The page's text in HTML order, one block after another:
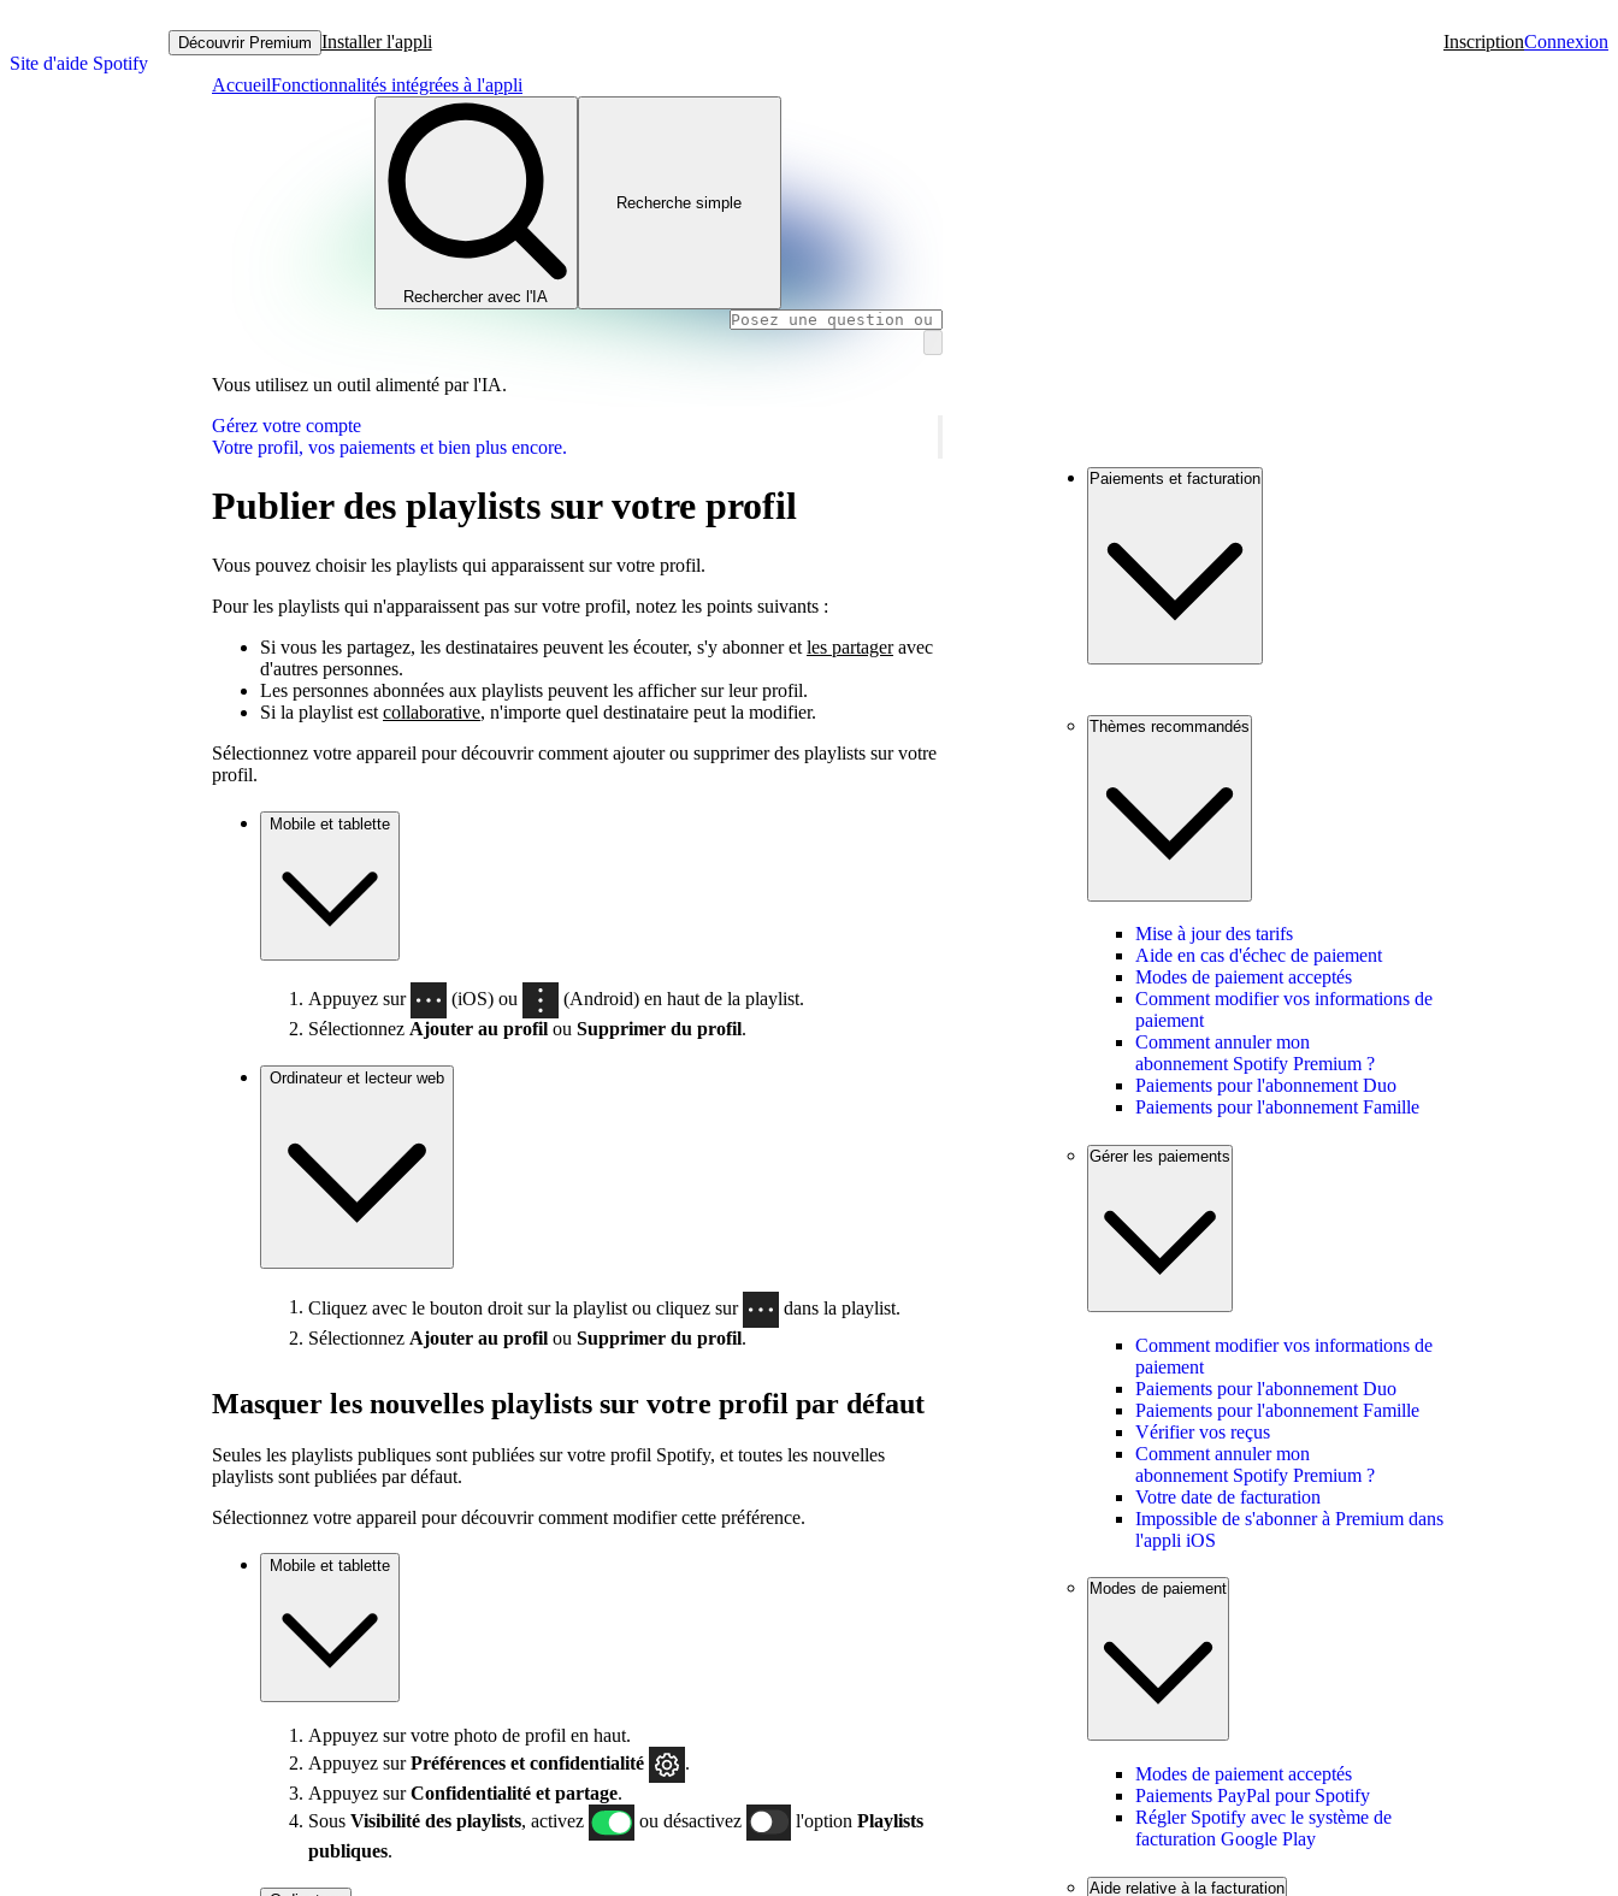
Site d'aide Spotify
Découvrir Premium Installer l'appli InscriptionConnexion
AccueilFonctionnalités intégrées à l'appli
Rechercher avec l'IA
Recherche simple
Vous utilisez un outil alimenté par l'IA.
Gérez votre compte
Votre profil, vos paiements et bien plus encore.
Publier des playlists sur votre profil
Vous pouvez choisir les playlists qui apparaissent sur votre profil.
Pour les playlists qui n'apparaissent pas sur votre profil, notez les points suivants :
Si vous les partagez, les destinataires peuvent les écouter, s'y abonner et les partageravec
d'autres personnes.
Les personnes abonnées aux playlists peuvent les afficher sur leur profil.
Si la playlist est collaborative, n'importe quel destinataire peut la modifier.
Sélectionnez votre appareil pour découvrir comment ajouter ou supprimer des playlists sur votre
profil.
Mobile et tablette
Appuyez sur (iOS) ou
(Android) en haut de la playlist.
Sélectionnez Ajouter au profil ou Supprimer du profil.
Ordinateur et lecteur web
Cliquez avec le bouton droit sur la playlist ou cliquez sur
dans la playlist.
Sélectionnez Ajouter au profil ou Supprimer du profil.
Masquer les nouvelles playlists sur votre profil par défaut
Seules les playlists publiques sont publiées sur votre profil Spotify, et toutes les nouvelles
playlists sont publiées par défaut.
Sélectionnez votre appareil pour découvrir comment modifier cette préférence.
Mobile et tablette
Appuyez sur votre photo de profil en haut.
Appuyez surPréférences et confidentialité
.
Appuyez surConfidentialité et partage.
Sous Visibilité des playlists, activez ou désactivez l'option Playlists
publiques.
Paiements et facturation
Thèmes recommandés
Mise à jour des tarifs
Aide en cas d'échec de paiement
Modes de paiement acceptés
Comment modifier vos informations de
paiement
Comment annuler mon
abonnement Spotify Premium ?
Paiements pour l'abonnement Duo
Paiements pour l'abonnement Famille
Gérer les paiements
Comment modifier vos informations de
paiement
Paiements pour l'abonnement Duo
Paiements pour l'abonnement Famille
Vérifier vos reçus
Comment annuler mon
abonnement Spotify Premium ?
Votre date de facturation
Impossible de s'abonner à Premium dans
l'appli iOS
Modes de paiement
Modes de paiement acceptés
Paiements PayPal pour Spotify
Régler Spotify avec le système de
facturation Google Play
Aide relative à la facturation